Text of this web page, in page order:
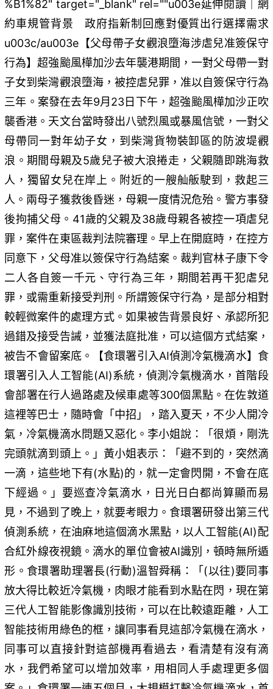
%B1%82" target="_blank" rel=""u003e延伸閱讀｜網
約車規管背景 政府指新制回應對優質出行選擇需求
u003c/au003e【父母帶子女觀浪墮海涉虐兒准簽保守
行為】超強颱風樺加沙去年襲港期間，一對父母帶一對
子女到柴灣觀浪墮海，被控虐兒罪，准以自簽保守行為
三年。案發在去年9月23日下午，超強颱風樺加沙正吹
襲香港。天文台當時發出八號烈風或暴風信號，一對父
母帶同一對年幼子女，到柴灣貨物裝卸區的防波堤觀
浪。期間母親及5歲兒子被大浪捲走，父親隨即跳海救
人，獨留女兒在岸上。附近的一艘舢舨駛到，救起三
人。兩母子獲救後昏迷，母親一度情況危殆。警方事發
後拘捕父母。41歲的父親及38歲母親各被控一項虐兒
罪，案件在東區裁判法院審理。早上在開庭時，在控方
同意下，父母准以簽保守行為結案。裁判官林子康下令
二人各自簽一千元、守行為三年，期間若再干犯虐兒
罪，或需重新接受判刑。所謂簽保守行為，是部分相對
較輕微案件的處理方式。如果被告背景良好、承認所犯
過錯及接受告誡，並獲法庭批准，可以這個方式結案，
被告不會留案底。【食環署引入AI偵測冷氣機滴水】食
環署引入人工智能(AI)系統，偵測冷氣機滴水，首階段
會部署在行人過路處及候車處等300個黑點。在佐敦道
這裡等巴士，隨時會「中招」，踏入夏天，不少人開冷
氣，冷氣機滴水問題又惡化。李小姐說：「很煩，剛洗
完頭就滴到頭上。」黃小姐表示：「避不到的，突然滴
一滴，這些地下有(水點)的，就一定會閃開，不會在底
下經過。」要巡查冷氣滴水，日光日白都尚算顯而易
見，不過到了晚上，就要考眼力。食環署研發出第三代
偵測系統，在油麻地這個滴水黑點，以人工智能(AI)配
合紅外線夜視鏡。滴水的單位會被AI識別，頓時無所遁
形。食環署助理署長(行動)溫智舜稱：「(以往)要同事
放大得比較近冷氣機，肉眼才能看到水點在閃，現在第
三代人工智能影像識別技術，可以在比較遠距離，人工
智能技術用綠色的框，讓同事看見這部冷氣機在滴水，
同事可以直接針對這部機再看過去，看清楚有沒有滴
水，我們希望可以增加效率，用相同人手處理更多個